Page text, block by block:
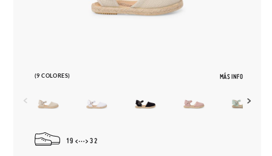
(9 COLORES) MÁS INFO
19 32